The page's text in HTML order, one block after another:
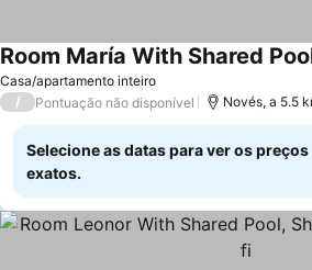
Casa/apartamento inteiro
/ Pontuação não disponível Novés, a 5.5
Selecione as datas para ver os preços
exatos.